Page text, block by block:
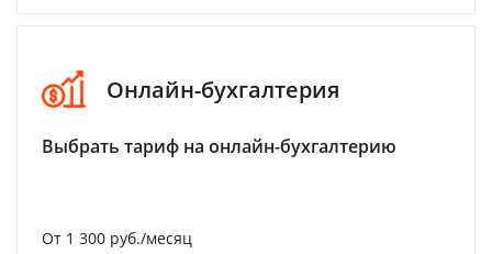
Онлайн-бухгалтерия
Выбрать тариф на онлайн-бухгалтерию
От 1 300 руб./месяц